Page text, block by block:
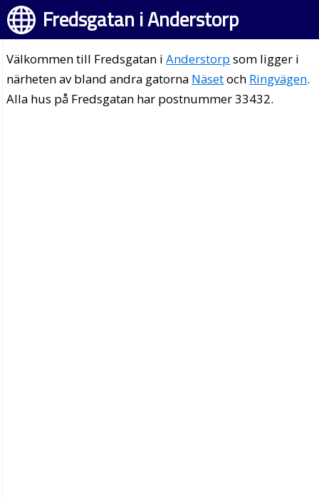
Fredsgatan i Anderstorp
Välkommen till Fredsgatan iAnderstorp som ligger i
närheten av bland andra gatorna Näsetoch Ringvägen.
Alla hus på Fredsgatan har postnummer 33432.